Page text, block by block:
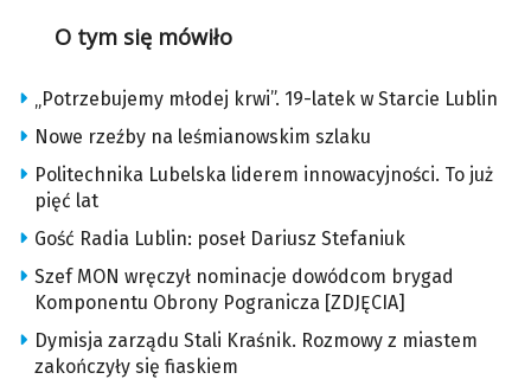
O tym się mówiło
„Potrzebujemy młodej krwi”. 19-latek w Starcie Lublin
Nowe rzeźby na leśmianowskim szlaku
Politechnika Lubelska liderem innowacyjności. To już
pięć lat
Gość Radia Lublin: poseł Dariusz Stefaniuk
Szef MON wręczył nominacje dowódcom brygad
Komponentu Obrony Pogranicza [ZDJĘCIA]
Dymisja zarządu Stali Kraśnik. Rozmowy z miastem
zakończyły się fiaskiem